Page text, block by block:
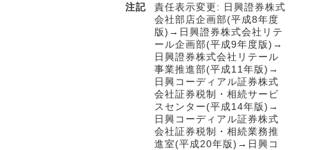
注記
責任表示変更: 日興證券株式
会社部店企画部(平成8年度
版)→日興證券株式会社リテ
ール企画部(平成9年度版)→
日興證券株式会社リテール
事業推進部(平成11年版)→
日興コーディアル証券株式
会社証券税制・相続サービ
スセンター(平成14年版)→
日興コーディアル証券株式
会社証券税制・相続業務推
進室(平成20年版)→日興コ